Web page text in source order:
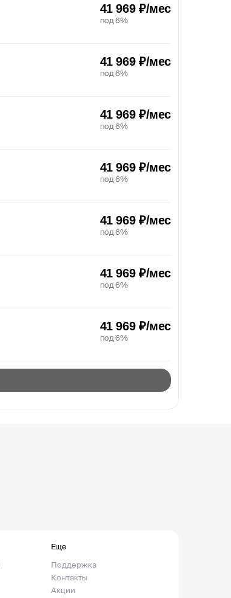
41 969 ₽/мес
под 6%
41 969 ₽/мес
под 6%
41 969 ₽/мес
под 6%
41 969 ₽/мес
под 6%
41 969 ₽/мес
под 6%
41 969 ₽/мес
под 6%
41 969 ₽/мес
под 6%
Еще
Поддержка
Контакты
Акции